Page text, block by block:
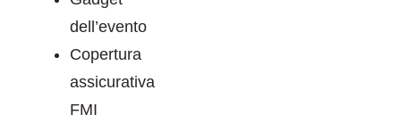
dell’evento
Copertura
assicurativa
FMI